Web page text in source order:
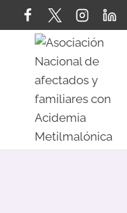
Saltar
al
contenido